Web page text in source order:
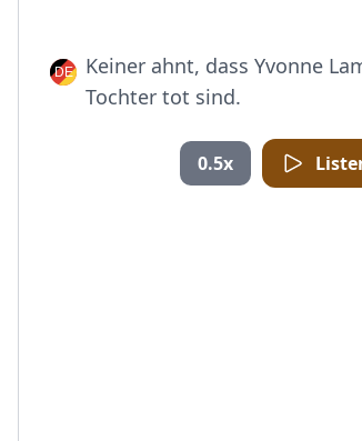
Keiner ahnt, dass Yvonne
Tochter tot sind.
0.5x